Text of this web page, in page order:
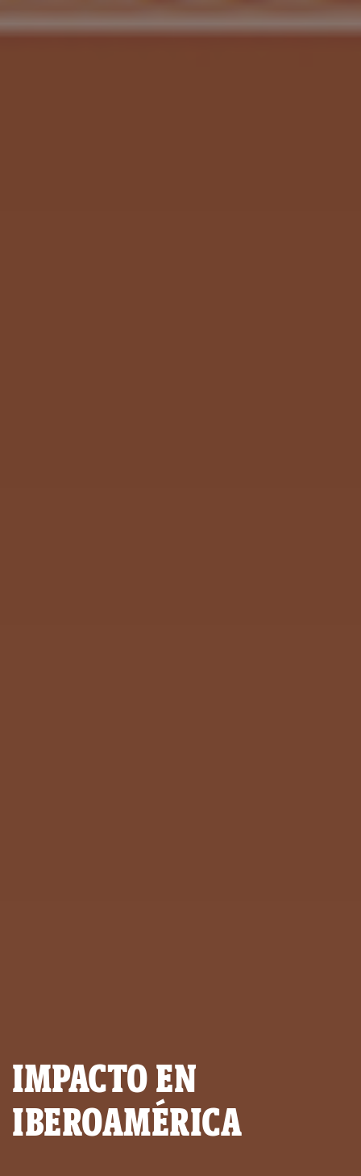
IMPACTO EN
IBEROAMÉRICA